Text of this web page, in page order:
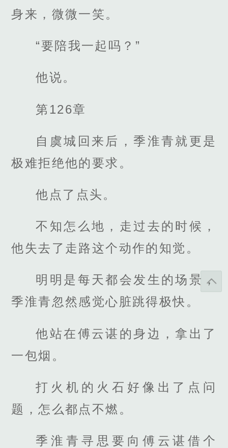
身来，微微一笑。
“要陪我一起吗？”
他说。
第126章
自虞城回来后，季淮青就更是
极难拒绝他的要求。
他点了点头。
不知怎么地，走过去的时候，
他失去了走路这个动作的知觉。
明明是每天都会发生的场景，
季淮青忽然感觉心脏跳得极快。
他站在傅云谌的身边，拿出了
一包烟。
打火机的火石好像出了点问
题，怎么都点不燃。
季淮青寻思要向傅云谌借个